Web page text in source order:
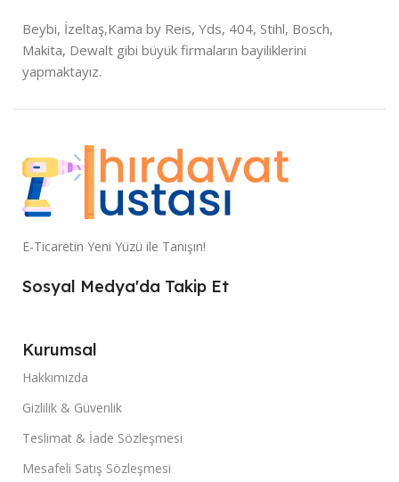
Beybi, İzeltaş,Kama by Reis, Yds, 404, Stihl, Bosch,
Makita, Dewalt gibi büyük firmaların bayiliklerini
yapmaktayız.
E-Ticaretin Yeni Yüzü ile Tanışın!
Sosyal Medya'da Takip Et
Kurumsal
Hakkımızda
Gizlilik & Güvenlik
Teslimat & İade Sözleşmesi
Mesafeli Satış Sözleşmesi